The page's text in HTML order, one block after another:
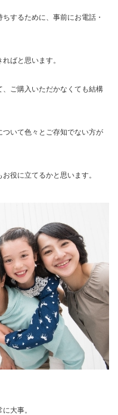
するために、事前にお電話・
ばと思います。
ご購入いただかなくても結構
いて色々とご存知でない方が
役に立てるかと思います。
大事。